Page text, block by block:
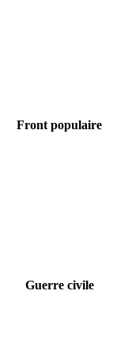
Front populaire
Guerre civile